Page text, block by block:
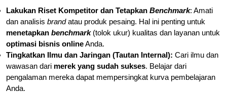
Lakukan Riset Kompetitor dan Tetapkan Benchmark: Amati
dan analisis brandatau produk pesaing. Hal ini penting untuk
menetapkan benchmark(tolok ukur) kualitas dan layanan untuk
optimasi bisnis onlineAnda.
Tingkatkan Ilmu dan Jaringan (Tautan Internal): Cari ilmu dan
wawasan dari merek yang sudah sukses. Belajar dari
pengalaman mereka dapat mempersingkat kurva pembelajaran
Anda.